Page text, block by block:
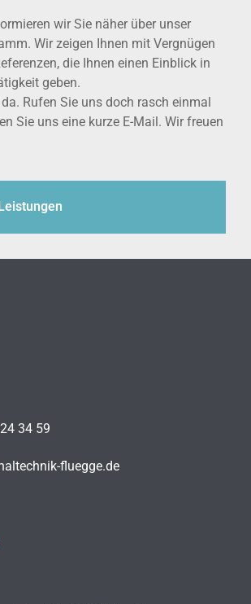
wir Sie näher über unser
Wir zeigen Ihnen mit Vergnügen
die Ihnen einen Einblick in
geben.
Rufen Sie uns doch rasch einmal
Sie uns eine kurze E-Mail. Wir freuen
34 59
fluegge.de